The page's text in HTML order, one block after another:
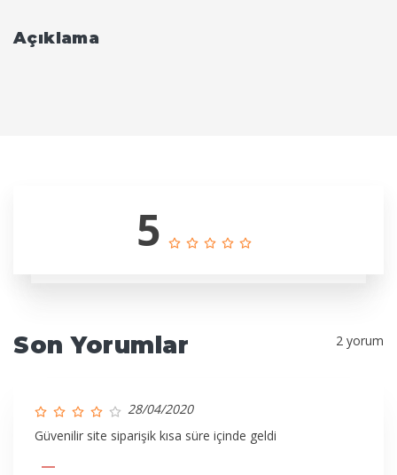
Açıklama
5
Son Yorumlar 2 yorum
28/04/2020
Güvenilir site siparişik kısa süre içinde geldi